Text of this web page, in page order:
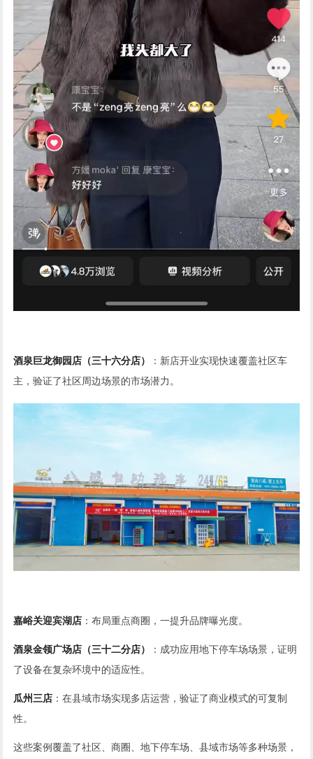
酒泉巨龙御园店（三十六分店）
：新店开业实现快速覆盖社区车
主，验证了社区周边场景的市场潜力。
嘉峪关迎宾湖店 ：布局重点商圈，一提升品牌曝光度。
酒泉金领广场店（三十二分店）
：成功应用地下停车场场景，证明
了设备在复杂环境中的适应性。
瓜州三店 ：在县域市场实现多店运营，验证了商业模式的可复制
性。
这些案例覆盖了社区、商圈、地下停车场、县域市场等多种场景，